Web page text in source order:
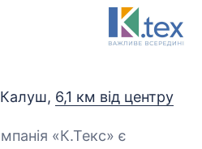
Калуш, 6,1 км від центру